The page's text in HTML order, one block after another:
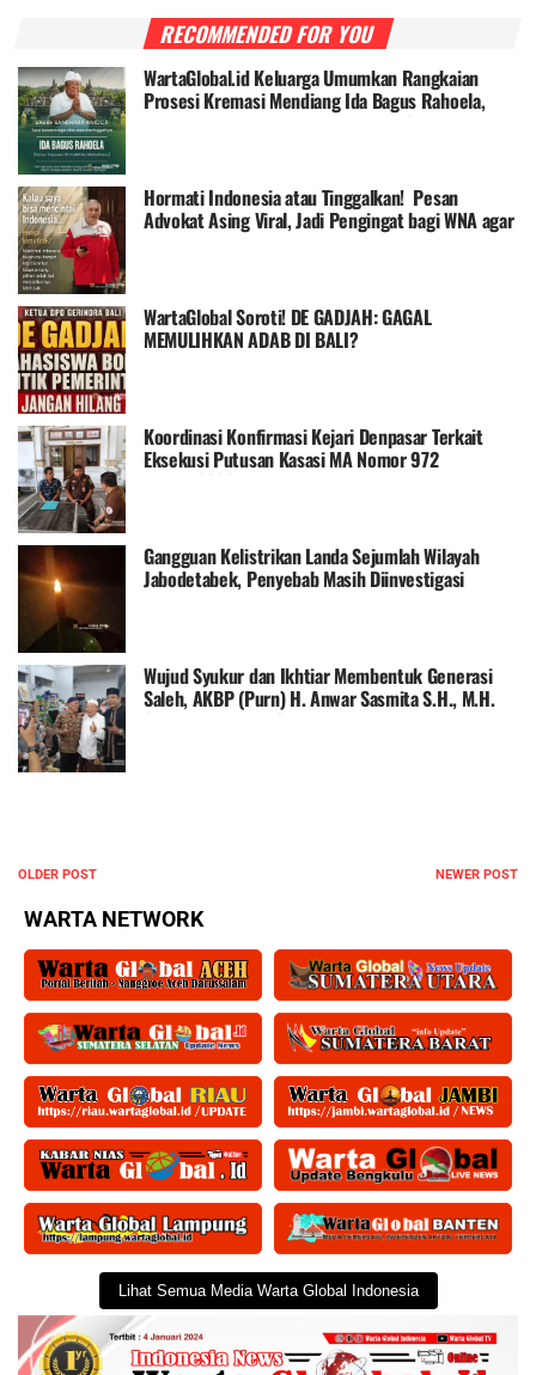
RECOMMENDED FOR YOU
WartaGlobal.id Keluarga Umumkan Rangkaian
Prosesi Kremasi Mendiang Ida Bagus Rahoela,
Mohon Doa Restu dari Kerabat dan Sahabat
Hormati Indonesia atau Tinggalkan! Pesan
Advokat Asing Viral, Jadi Pengingat bagi WNA agar
WartaGlobal Soroti! DE GADJAH: GAGAL
MEMULIHKAN ADAB DI BALI?
Koordinasi Konfirmasi Kejari Denpasar Terkait
Eksekusi Putusan Kasasi MA Nomor 972
K/PID/2026, Publik Menanti Kepastian
Gangguan Kelistrikan Landa Sejumlah Wilayah
Jabodetabek, Penyebab Masih Diinvestigasi
Wujud Syukur dan Ikhtiar Membentuk Generasi
Saleh, AKBP (Purn) H. Anwar Sasmita S.H., M.H.
Gelar Aqiqah Dua Cucu di Denpasar
NEWER POST
OLDER POST
WARTA NETWORK
Lihat Semua Media Warta Global Indonesia